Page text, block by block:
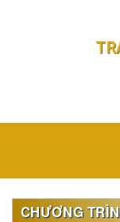
CHƯƠNG